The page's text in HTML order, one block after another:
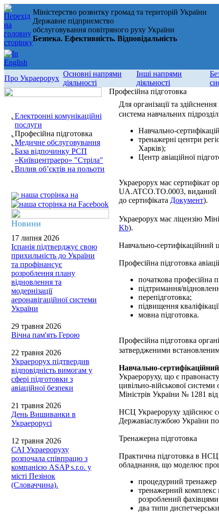
Міністерство розвитку громад та територій України
Державне підприємство
обслуговування повітряного руху України
Безпека. Ефективність. Відповідальність
Про Украерорух
Основні напрями
діяльності
Інші напрями
діяльності
Електронні комунікаційні
послуги
Професійна підготовка
Медичне обслуговування
База відпочинку РСП
«Київцентраеро» "Стріла"
Вплив об’єктів на польоти
наша сторінка на
Новини
17 липня 2026
Іспанія підтверджує свою
прихильність до України
та профінансує
розроблення плану
відновлення та
модернізації
аеронавігаційної системи
України
29 травня 2026
Вічна пам'ять Герою
22 травня 2026
Украерорух підтвердив
відповідність вимогам у
сфері підготовки з
авіаційної безпеки
21 травня 2026
День Вишиванки в
Украерорусі
12 травня 2026
САІ Украероруху
розпочала співпрацю з
компанією ASAP s.r.o. у
місті Пезінок
(Словаччина).
Професійна підготовка
Для організації та
система навчальних
Навчально-
тренажерні центри
Харків);
Центр авіаційної
Украерорух має сертифікат
UA.ATCO.TO.0003, виданий
до сертифіката Документ).
Украерорух має ліцензію
Kb).
Навчально-сертифікаційний
Професійна підготовка
початкова професійна
підтримання/
перепідготовка;
підвищення
мовна підготовка.
Професійна підготовка
затвердженими
Навчально-
Украероруху, що є
цивільно-військової системи
Міністрів України № 1281
НСЦ Украероруху здійснює
Державіаслужбою України
Тренажерна підготовка
Практична підготовка в НСЦ
обладнання, що моделює
процедурний тренажер
тренажерний комплекс
розроблений
два типи